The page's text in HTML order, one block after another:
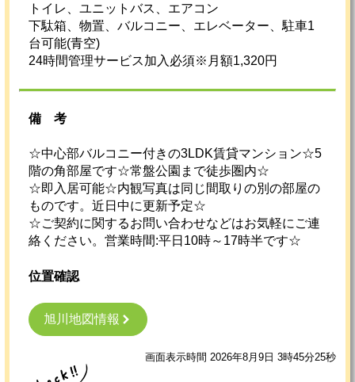
トイレ、ユニットバス、エアコン
下駄箱、物置、バルコニー、エレベーター、駐車1
台可能(青空)
24時間管理サービス加入必須※月額1,320円
備考
☆中心部バルコニー付きの3LDK賃貸マンション☆5
階の角部屋です☆常盤公園まで徒歩圏内☆
☆即入居可能☆内観写真は同じ間取りの別の部屋の
ものです。近日中に更新予定☆
☆ご契約に関するお問い合わせなどはお気軽にご連
絡ください。営業時間:平日10時～17時半です☆
位置確認
旭川地図情報
画面表示時間 2026年8月9日 3時45分25秒